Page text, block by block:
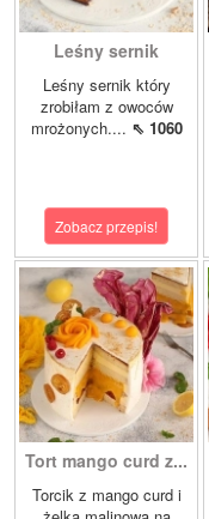
Leśny sernik
Leśny sernik który
zrobiłam z owoców
mrożonych.... ⇖ 1060
Zobacz przepis!
Tort mango curd z...
Torcik z mango curd i